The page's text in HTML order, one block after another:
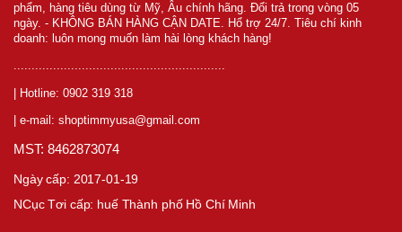
phẩm, hàng tiêu dùng từ Mỹ, Âu chính hãng. Đổi trả trong vòng 05
ngày. - KHÔNG BÁN HÀNG CẬN DATE. Hổ trợ 24/7. Tiêu chí kinh
doanh: luôn mong muốn làm hài lòng khách hàng!
...........................................................
| Hotline: 0902 319 318
| e-mail: shoptimmyusa@gmail.com
MST: 8462873074
Ngày cấp: 2017-01-19
NCục Tơi cấp: huế Thành phố Hồ Chí Minh